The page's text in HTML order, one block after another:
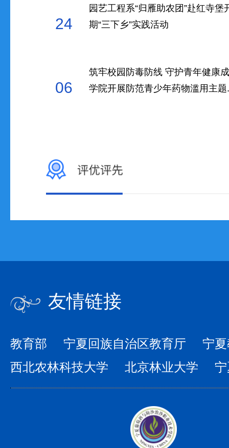
24
园艺工程系“归雁助农团”赴红寺堡
期“三下乡”实践活动
06
筑牢校园防毒防线 守护青年健
学院开展防范青少年药物滥用主题
友情链接
教育部 宁夏回族自治区教育厅
宁
西北农林科技大学
北京林业大学